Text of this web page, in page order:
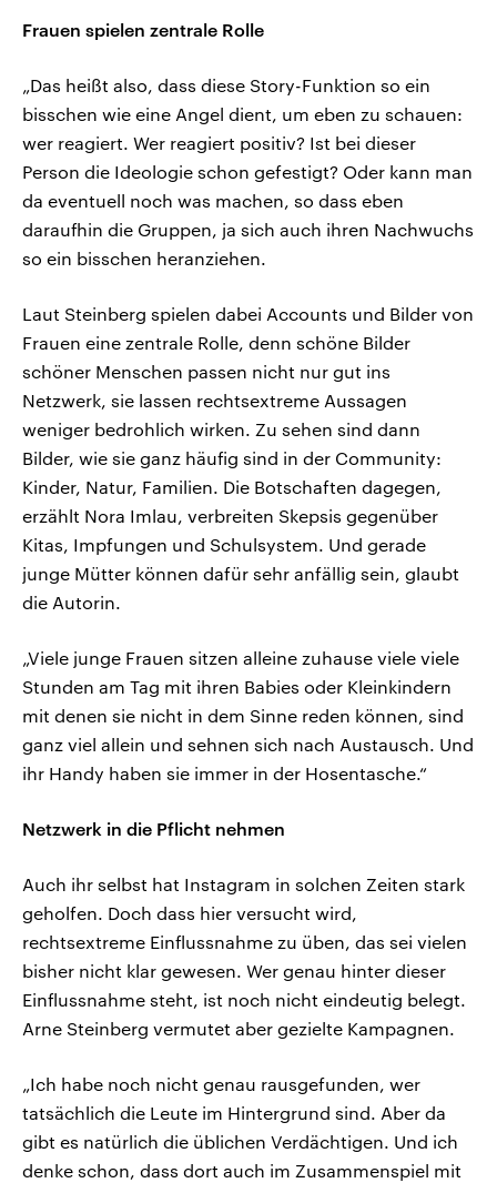
Frauen spielen zentrale Rolle
„Das heißt also, dass diese Story-Funktion so ein
bisschen wie eine Angel dient, um eben zu schauen:
wer reagiert. Wer reagiert positiv? Ist bei dieser
Person die Ideologie schon gefestigt? Oder kann man
da eventuell noch was machen, so dass eben
daraufhin die Gruppen, ja sich auch ihren Nachwuchs
so ein bisschen heranziehen.
Laut Steinberg spielen dabei Accounts und Bilder von
Frauen eine zentrale Rolle, denn schöne Bilder
schöner Menschen passen nicht nur gut ins
Netzwerk, sie lassen rechtsextreme Aussagen
weniger bedrohlich wirken. Zu sehen sind dann
Bilder, wie sie ganz häufig sind in der Community:
Kinder, Natur, Familien. Die Botschaften dagegen,
erzählt Nora Imlau, verbreiten Skepsis gegenüber
Kitas, Impfungen und Schulsystem. Und gerade
junge Mütter können dafür sehr anfällig sein, glaubt
die Autorin.
„Viele junge Frauen sitzen alleine zuhause viele viele
Stunden am Tag mit ihren Babies oder Kleinkindern
mit denen sie nicht in dem Sinne reden können, sind
ganz viel allein und sehnen sich nach Austausch. Und
ihr Handy haben sie immer in der Hosentasche.“
Netzwerk in die Pflicht nehmen
Auch ihr selbst hat Instagram in solchen Zeiten stark
geholfen. Doch dass hier versucht wird,
rechtsextreme Einflussnahme zu üben, das sei vielen
bisher nicht klar gewesen. Wer genau hinter dieser
Einflussnahme steht, ist noch nicht eindeutig belegt.
Arne Steinberg vermutet aber gezielte Kampagnen.
„Ich habe noch nicht genau rausgefunden, wer
tatsächlich die Leute im Hintergrund sind. Aber da
gibt es natürlich die üblichen Verdächtigen. Und ich
denke schon, dass dort auch im Zusammenspiel mit